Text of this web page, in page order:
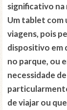
significativo na
Um tablet com
viagens, pois
dispositivo em
no parque, ou
necessidade
de viajar ou